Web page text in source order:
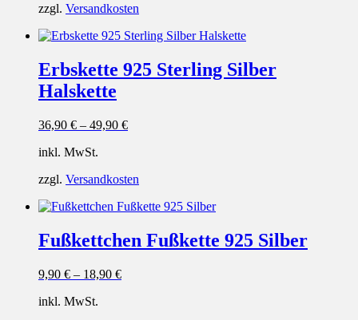
zzgl. Versandkosten
Erbskette 925 Sterling Silber
Halskette
36,90 € – 49,90 €
inkl. MwSt.
zzgl. Versandkosten
Fußkettchen Fußkette 925 Silber
9,90 € – 18,90 €
inkl. MwSt.